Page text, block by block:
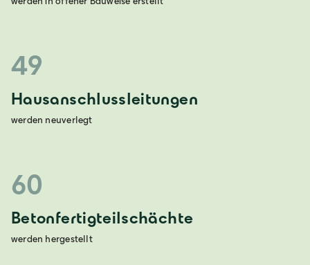
49
Hausanschlussleitungen
werden neuverlegt
60
Betonfertigteilschächte
werden hergestellt